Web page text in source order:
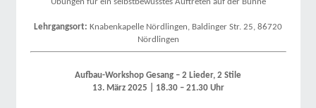
Lehrgangsort: Knabenkapelle Nördlingen, Baldinger Str. 25, 86720
Nördlingen
Aufbau-Workshop Gesang – 2 Lieder, 2 Stile
13. März 2025 | 18.30 – 21.30 Uhr